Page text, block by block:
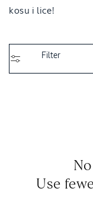
e
i
kosu i lice!
Filter
Use